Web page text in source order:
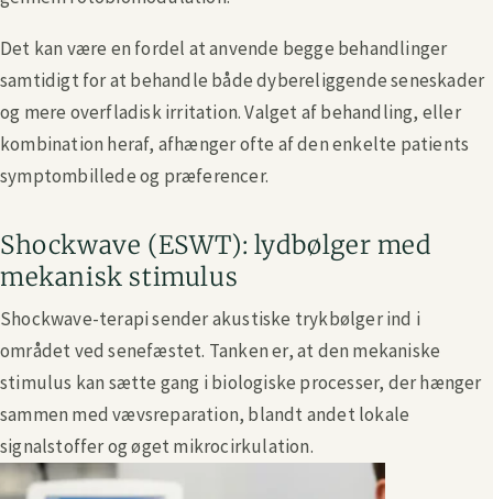
Det kan være en fordel at anvende begge behandlinger
samtidigt for at behandle både dybereliggende seneskader
og mere overfladisk irritation. Valget af behandling, eller
kombination heraf, afhænger ofte af den enkelte patients
symptombillede og præferencer.
Shockwave (ESWT): lydbølger med
mekanisk stimulus
Shockwave-terapi sender akustiske trykbølger ind i
området ved senefæstet. Tanken er, at den mekaniske
stimulus kan sætte gang i biologiske processer, der hænger
sammen med vævsreparation, blandt andet lokale
signalstoffer og øget mikrocirkulation.